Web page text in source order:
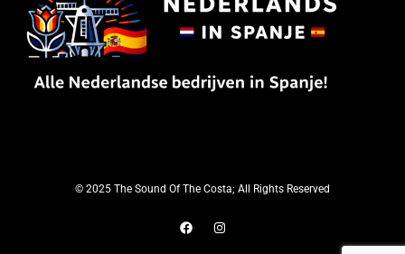
© 2025 The Sound Of The Costa; All Rights Reserved